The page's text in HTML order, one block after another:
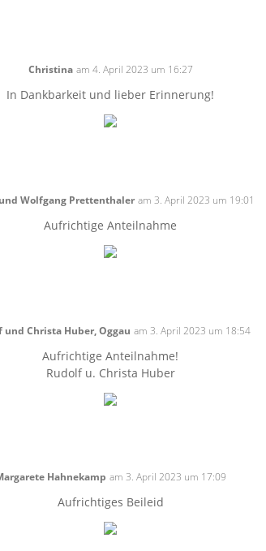
Christina am 4. April 2023 um 16:27
In Dankbarkeit und lieber Erinnerung!
Wolfgang Prettenthaler am 3. April 2023 um 19:01
Aufrichtige Anteilnahme
und Christa Huber, Oggau am 3. April 2023 um 18:54
Aufrichtige Anteilnahme!
Rudolf u. Christa Huber
Hahnekamp am 3. April 2023 um 17:09
Aufrichtiges Beileid